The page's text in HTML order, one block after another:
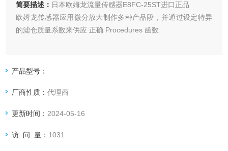
简要描述： 日本欧姆龙流量传感器E8FC-25ST进口正品
欧姆龙传感器应用微分放大制作多种产品段，并通过设定特异
的滤仓质量系数来供应 正确 Procedures 函数
产品型号：
厂商性质：代理商
更新时间： 2024-05-16
访 问 量： 1031